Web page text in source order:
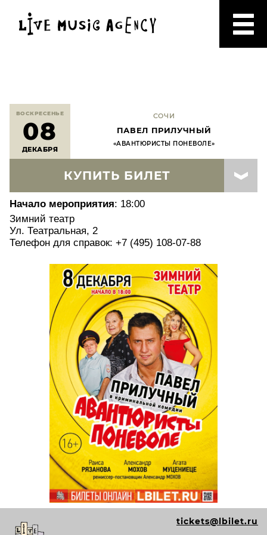
ВОСКРЕСЕНЬЕ
08
ДЕКАБРЯ
СОЧИ
ПАВЕЛ ПРИЛУЧНЫЙ
«АВАНТЮРИСТЫ ПОНЕВОЛЕ»
КУПИТЬ БИЛЕТ
Начало мероприятия: 18:00
Зимний театр
Ул. Театральная, 2
Телефон для справок: +7 (495) 108-07-88
tickets@lbilet.ru